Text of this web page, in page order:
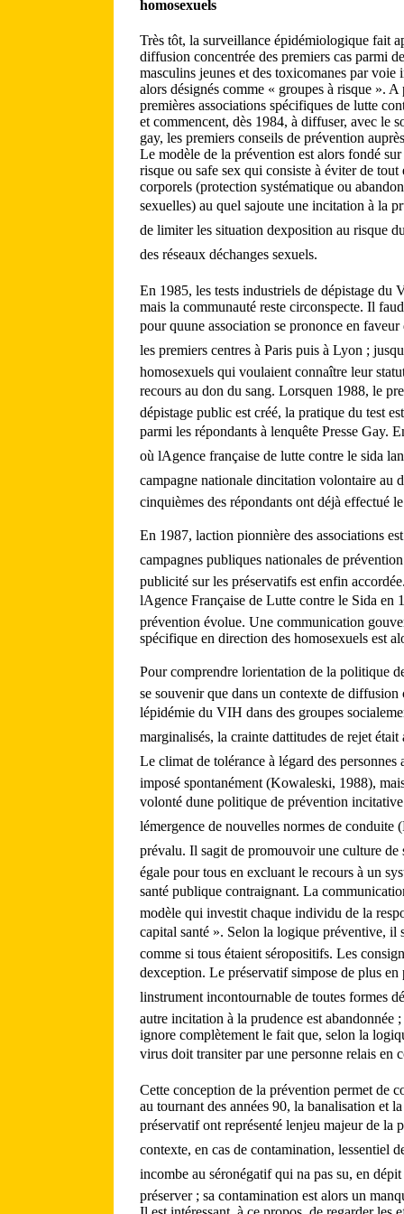
homosexuels
Très tôt, la surveillance épidémiologique fait
diffusion concentrée des premiers cas parmi
masculins jeunes et des toxicomanes par voie
alors désignés comme « groupes à risque ».
premières associations spécifiques de lutte
et commencent, dès 1984, à diffuser, avec le
gay, les premiers conseils de prévention
Le modèle de la prévention est alors fondé sur
risque ou safe sex qui consiste à éviter de tout
corporels (protection systématique ou
sexuelles) au quel sajoute une incitation à la
de limiter les situation dexposition au risque
des réseaux déchanges sexuels.
En 1985, les tests industriels de dépistage du
mais la communauté reste circonspecte. Il
pour quune association se prononce en
les premiers centres à Paris puis à Lyon ;
homosexuels qui voulaient connaître leur
recours au don du sang. Lorsquen 1988, le
dépistage public est créé, la pratique du test
parmi les répondants à lenquête Presse Gay.
où lAgence française de lutte contre le sida
campagne nationale dincitation volontaire au
cinquièmes des répondants ont déjà effectué
En 1987, laction pionnière des associations
campagnes publiques nationales de prévention
publicité sur les préservatifs est enfin
lAgence Française de Lutte contre le Sida en
prévention évolue. Une communication
spécifique en direction des homosexuels est
Pour comprendre lorientation de la politique
se souvenir que dans un contexte de diffusion
lépidémie du VIH dans des groupes
marginalisés, la crainte dattitudes de rejet
Le climat de tolérance à légard des personnes
imposé spontanément (Kowaleski, 1988),
volonté dune politique de prévention
lémergence de nouvelles normes de conduite
prévalu. Il sagit de promouvoir une culture
égale pour tous en excluant le recours à un
santé publique contraignant. La
modèle qui investit chaque individu de la
capital santé ». Selon la logique préventive, il
comme si tous étaient séropositifs. Les
dexception. Le préservatif simpose de plus
linstrument incontournable de toutes formes
autre incitation à la prudence est abandonnée
ignore complètement le fait que, selon la
virus doit transiter par une personne relais en
Cette conception de la prévention permet de
au tournant des années 90, la banalisation et
préservatif ont représenté lenjeu majeur de la
contexte, en cas de contamination, lessentiel
incombe au séronégatif qui na pas su, en
préserver ; sa contamination est alors un